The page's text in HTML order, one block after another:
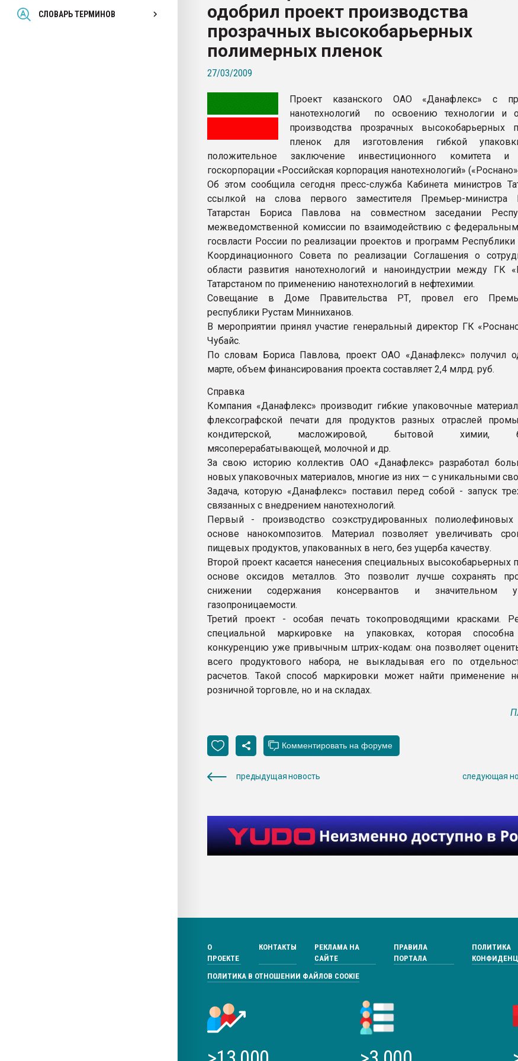
СЛОВАРЬ ТЕРМИНОВ
Всё, что касается выдува ПЭТ
бутылок
ПЕРЕЙТИ НА ФОРУМ
одобрил проект производства
прозрачных высокобарьерных
полимерных пленок
27/03/2009
Проект казанского ОАО «Данафлекс» с
нанотехнологий по освоению технологии и
производства прозрачных высокобарьерных
пленок для изготовления гибкой
положительное заключение инвестиционного комитета и
госкорпорации «Российская корпорация нанотехнологий»
Об этом сообщила сегодня пресс-служба Кабинета министров
ссылкой на слова первого заместителя Премьер-министра
Татарстан Бориса Павлова на совместном заседании
межведомственной комиссии по взаимодействию с
госвласти России по реализации проектов и программ Республики
Координационного Совета по реализации Соглашения о
области развития нанотехнологий и наноиндустрии между ГК
Татарстаном по применению нанотехнологий в нефтехимии.
Совещание в Доме Правительства РТ, провел его
республики Рустам Минниханов.
В мероприятии принял участие генеральный директор ГК
Чубайс.
По словам Бориса Павлова, проект ОАО «Данафлекс» получил
марте, объем финансирования проекта составляет 2,4 млрд. руб.
Справка
Компания «Данафлекс» производит гибкие упаковочные
флексографской печати для продуктов разных отраслей
кондитерской, масложировой, бытовой химии,
мясоперерабатывающей, молочной и др.
За свою историю коллектив ОАО «Данафлекс» разработал
новых упаковочных материалов, многие из них — с уникальными
Задача, которую «Данафлекс» поставил перед собой - запуск
связанных с внедрением нанотехнологий.
Первый - производство соэкструдированных
основе нанокомпозитов. Материал позволяет увеличивать
пищевых продуктов, упакованных в него, без ущерба качеству.
Второй проект касается нанесения специальных высокобарьерных
основе оксидов металлов. Это позволит лучше сохранять
снижении содержания консервантов и значительном
газопроницаемости.
Третий проект - особая печать токопроводящими красками.
специальной маркировке на упаковках, которая способна
конкуренцию уже привычным штрих-кодам: она позволяет
всего продуктового набора, не выкладывая его по
расчетов. Такой способ маркировки может найти применение
розничной торговле, но и на складах.
предыдущая новость следующая
О
ПРОЕКТЕ
КОНТАКТЫ
РЕКЛАМА НА
САЙТЕ
ПРАВИЛА
ПОРТАЛА
ПОЛИТИКА
ПОЛИТИКА В ОТНОШЕНИИ ФАЙЛОВ COOKIE